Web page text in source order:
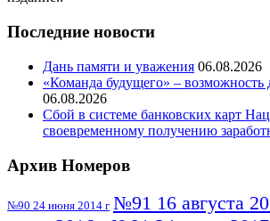
Последние новости
Дань памяти и уважения 06.08.2026
«Команда будущего» – возможность
06.08.2026
Сбой в системе банковских карт
своевременному получению
Архив Номеров
№90 24 июня 2014 г №91 16 августа